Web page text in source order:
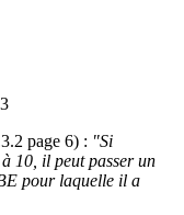
page 6) : "Si
10, il peut passer un
pour laquelle il a